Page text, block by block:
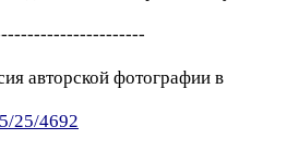
авторской фотографии в
25/4692